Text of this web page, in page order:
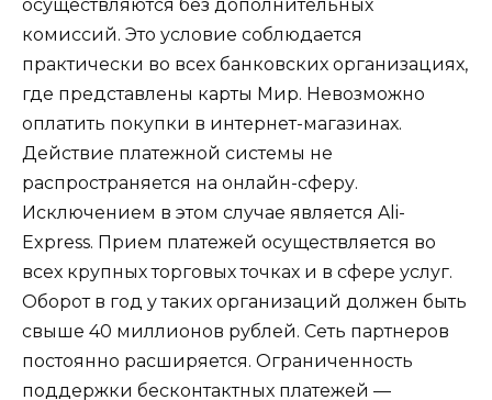
осуществляются без дополнительных
комиссий. Это условие соблюдается
практически во всех банковских организациях,
где представлены карты Мир. Невозможно
оплатить покупки в интернет-магазинах.
Действие платежной системы не
распространяется на онлайн-сферу.
Исключением в этом случае является Ali-
Express. Прием платежей осуществляется во
всех крупных торговых точках и в сфере услуг.
Оборот в год у таких организаций должен быть
свыше 40 миллионов рублей. Сеть партнеров
постоянно расширяется. Ограниченность
поддержки бесконтактных платежей —